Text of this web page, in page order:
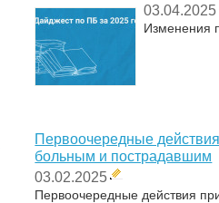
03.04.2025
Изменения
Первоочередные
больным и пострадавшим
03.02.2025
Первоочередные действия